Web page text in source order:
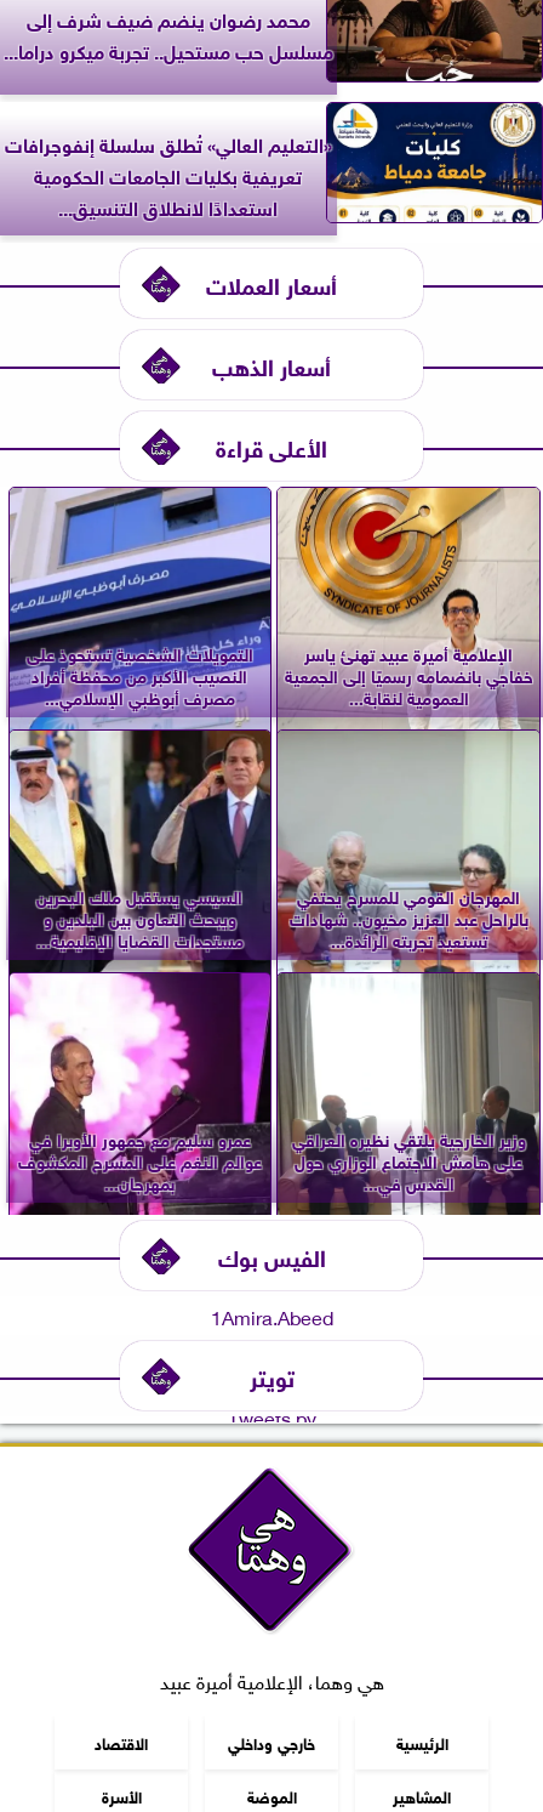
محمد رضوان ينضم ضيف شرف إلى
مسلسل حب مستحيل.. تجربة ميكرو دراما...
«التعليم العالي» تُطلق سلسلة إنفوجرافات
تعريفية بكليات الجامعات الحكومية
استعدادًا لانطلاق التنسيق...
أسعار العملات
أسعار الذهب
الأعلى قراءة
الإعلامية أميرة عبيد تهنئ ياسر
خفاجي بانضمامه رسميًا إلى الجمعية
العمومية لنقابة...
التمويلات الشخصية تستحوذ على
النصيب الأكبر من محفظة أفراد
مصرف أبوظبي الإسلامي...
المهرجان القومي للمسرح يحتفي
بالراحل عبد العزيز مخيون.. شهادات
تستعيد تجربته الرائدة...
السيسي يستقبل ملك البحرين
ويبحث التعاون بين البلدين و
مستجدات القضايا الإقليمية...
وزير الخارجية يلتقي نظيره العراقي
على هامش الاجتماع الوزاري حول
القدس في...
عمرو سليم مع جمهور الأوبرا في
عوالم النغم على المسرح المكشوف
بمهرجان...
الفيس بوك
1Amira.Abeed
تويتر
Tweets by
هي وهما، الإعلامية أميرة عبيد
الرئيسية خارجي وداخلي
الاقتصاد
المشاهير
الموضة الأسرة